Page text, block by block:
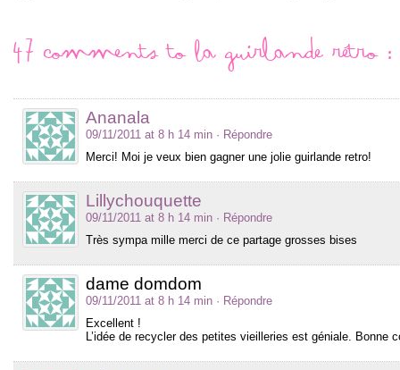
47 comments to La guirlande rétro
Ananala
09/11/2011 at 8 h 14 min · Répondre
Merci! Moi je veux bien gagner une jolie guirlande retro!
Lillychouquette
09/11/2011 at 8 h 14 min · Répondre
Très sympa mille merci de ce partage grosses bises
dame domdom
09/11/2011 at 8 h 14 min · Répondre
Excellent !
L’idée de recycler des petites vieilleries est géniale. Bonne